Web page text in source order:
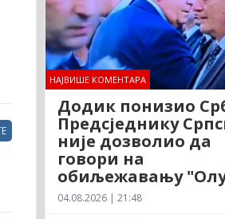
НАЈВИШЕ КОМЕНТАРА
Додик понизио
Предсједнику
није дозволио да
говори на
обиљежавању
04.08.2026 | 21:48